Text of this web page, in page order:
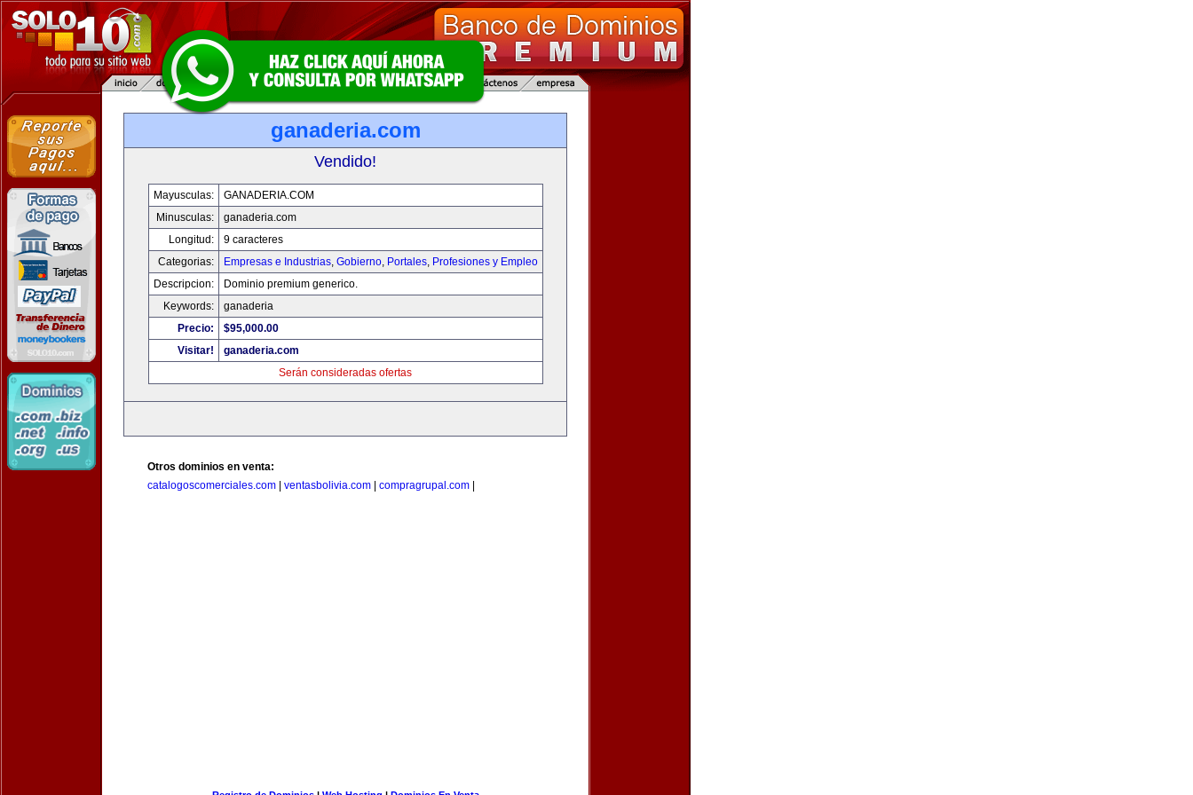
ganaderia.com
Vendido!
Mayusculas:
GANADERIA.COM
Minusculas:
ganaderia.com
Longitud:
9 caracteres
Categorias:
Empresas e Industrias, Gobierno, Portales, Profesiones y Empleo
Descripcion:
Dominio premium generico.
Keywords:
ganaderia
Precio:
$95,000.00
Visitar!
ganaderia.com
Serán consideradas ofertas
Otros dominios en venta:
catalogoscomerciales.com
ventasbolivia.com compragrupal.com